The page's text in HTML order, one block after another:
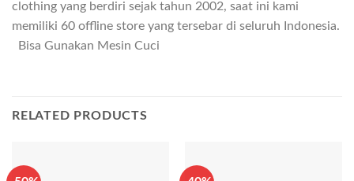
clothing yang berdiri sejak tahun 2002, saat ini kami
memiliki 60 offline store yang tersebar di seluruh Indonesia.
Bisa Gunakan Mesin Cuci
RELATED PRODUCTS